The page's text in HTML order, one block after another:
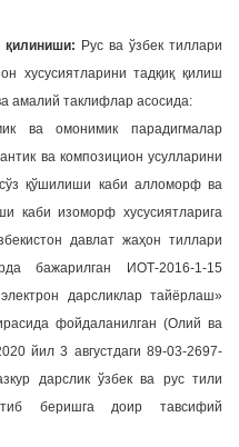
қилиниши: Рус ва ўзбек тиллари
хусусиятларини тадқиқ қилиш
амалий таклифлар асосида:
ва омонимик парадигмалар
ва композицион усулларини
қўшилиши каби алломорф ва
каби изоморф хусусиятларига
давлат жаҳон тиллари
бажарилган ИОТ-2016-1-15
дарсликлар тайёрлаш»
фойдаланилган (Олий ва
йил 3 августдаги 89-03-2697-
дарслик ўзбек ва рус тили
беришга доир тавсифий